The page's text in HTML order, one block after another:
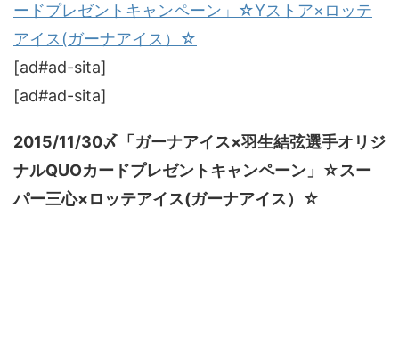
ードプレゼントキャンペーン」☆Yストア×ロッテ
アイス(ガーナアイス）☆
[ad#ad-sita]
[ad#ad-sita]
2015/11/30〆「ガーナアイス×羽生結弦選手オリジ
ナルQUOカードプレゼントキャンペーン」☆スー
パー三心×ロッテアイス(ガーナアイス）☆